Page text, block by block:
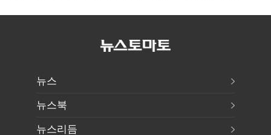
인상·격려금
커스터디 사업
글로벌 확장 가속
뉴스
뉴스북
뉴스리듬